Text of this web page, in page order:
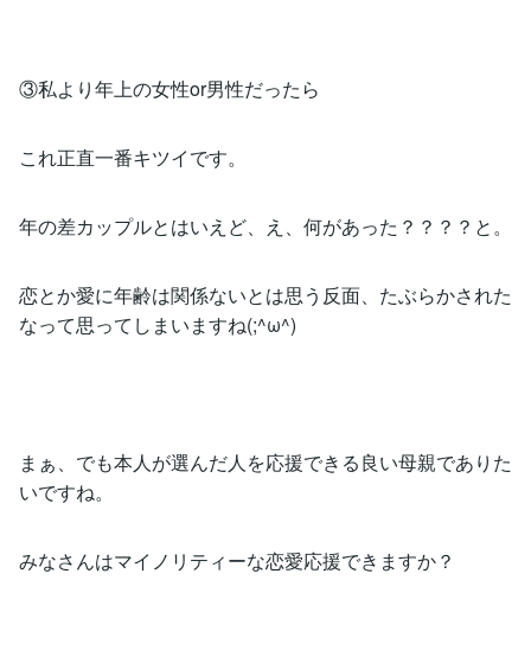
③私より年上の女性or男性だったら
これ正直一番キツイです。
年の差カップルとはいえど、え、何があった？？？？と。
恋とか愛に年齢は関係ないとは思う反面、たぶらかされた
なって思ってしまいますね(;^ω^)
まぁ、でも本人が選んだ人を応援できる良い母親でありた
いですね。
みなさんはマイノリティーな恋愛応援できますか？